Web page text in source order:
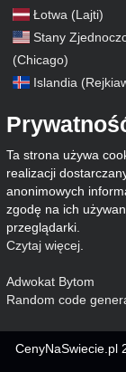
Łotwa (Lajti)
Stany
(Chicago)
Islandia
Ta strona używa
realizacji
anonimowych
zgodę na ich
przeglądarki.
Czytaj więcej
Adwokat Bytom
Random code
CenyNaSwiecie.pl